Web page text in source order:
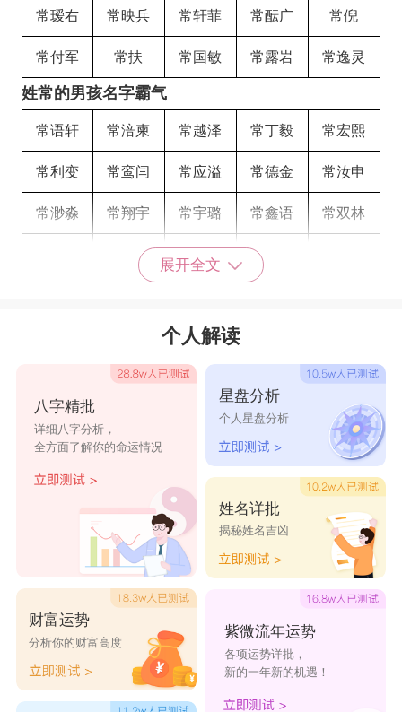
常瑷右 常映兵 常轩菲 常酝广 常倪
常付军 常扶 常国敏 常露岩 常逸灵
姓常的男孩名字霸气
常语轩 常涪柬 常越泽 常丁毅 常宏熙
常利变 常鸾闫 常应溢 常德金 常汝申
常渺淼 常翔宇 常宇璐 常鑫语 常双林
常棋 常子兮 常楚睿
常漳政
常晏若 常墨作 常阳焱
常诣遐 常联堰 常德娴 常辉成
常幕哲 常律仁
展开全文
个人解读
八字精批
详细八字分析，
全方面了解你的命运情况
财富运势
分析你的财富高度
星盘分析
个人星盘分析
姓名详批
揭秘姓名吉凶
紫微流年运势
各项运势详批，
新的一年新的机遇！